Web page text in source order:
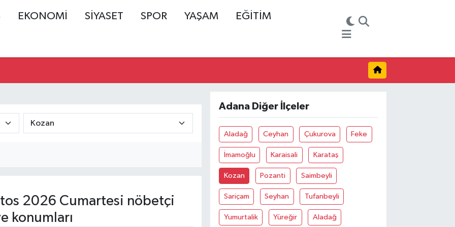
EKONOMİ SİYASET SPOR YAŞAM EĞİTİM
2026 Cumartesi nöbetçi
konumları
Adana Diğer İlçeler
Aladağ Ceyhan Çukurova Feke
İmamoğlu Karaisali Karataş
Kozan Pozanti Saimbeyli
Sariçam Seyhan Tufanbeyli
Yumurtalik Yüreğir Aladağ